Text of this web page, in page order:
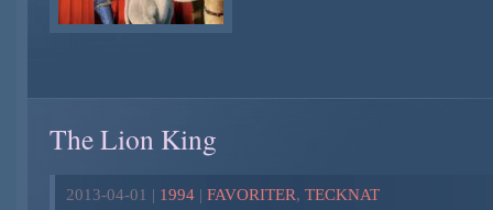
The Lion King
2013-04-01 | 1994 | FAVORITER, TECKNAT